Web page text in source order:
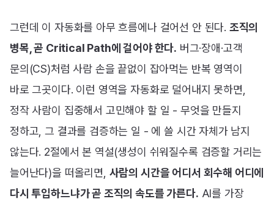
그런데 이 자동화를 아무 흐름에나 걸어선 안 된다. 조직의
병목, 곧 Critical Path에 걸어야 한다. 버그·장애·고객
문의(CS)처럼 사람 손을 끝없이 잡아먹는 반복 영역이
바로 그곳이다. 이런 영역을 자동화로 덜어내지 못하면,
정작 사람이 집중해서 고민해야 할 일 - 무엇을 만들지
정하고, 그 결과를 검증하는 일 - 에 쓸 시간 자체가 남지
않는다. 2절에서 본 역설(생성이 쉬워질수록 검증할 거리는
늘어난다)을 떠올리면, 사람의 시간을 어디서 회수해 어디에
다시 투입하느냐가 곧 조직의 속도를 가른다. AI를 가장